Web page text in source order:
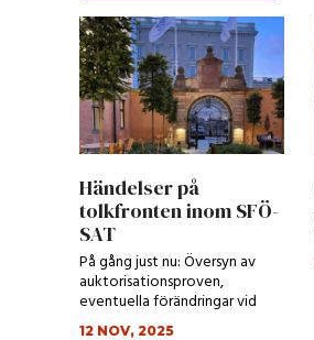
Händelser på
tolkfronten inom SFÖ-
SAT
På gång just nu: Översyn av
auktorisationsproven,
eventuella förändringar vid
tolkning på häktet med...
12 NOV, 2025